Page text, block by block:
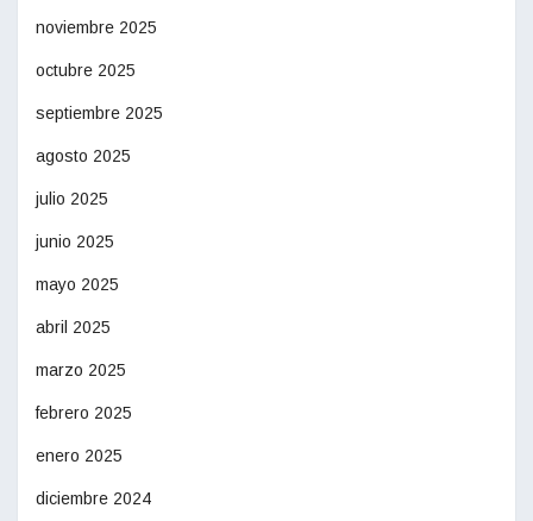
noviembre 2025
octubre 2025
septiembre 2025
agosto 2025
julio 2025
junio 2025
mayo 2025
abril 2025
marzo 2025
febrero 2025
enero 2025
diciembre 2024